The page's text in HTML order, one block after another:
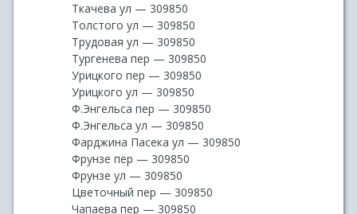
Ткачева ул — 309850
Толстого ул — 309850
Трудовая ул — 309850
Тургенева пер — 309850
Урицкого пер — 309850
Урицкого ул — 309850
Ф.Энгельса пер — 309850
Ф.Энгельса ул — 309850
Фарджина Пасека ул — 309850
Фрунзе пер — 309850
Фрунзе ул — 309850
Цветочный пер — 309850
Чапаева пер — 309850